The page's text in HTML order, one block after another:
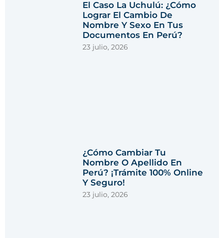
El Caso La Uchulú: ¿Cómo
Lograr El Cambio De
Nombre Y Sexo En Tus
Documentos En Perú?
23 julio, 2026
¿Cómo Cambiar Tu
Nombre O Apellido En
Perú? ¡Trámite 100% Online
Y Seguro!
23 julio, 2026